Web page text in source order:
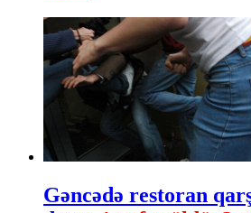
Gəncədə restoran